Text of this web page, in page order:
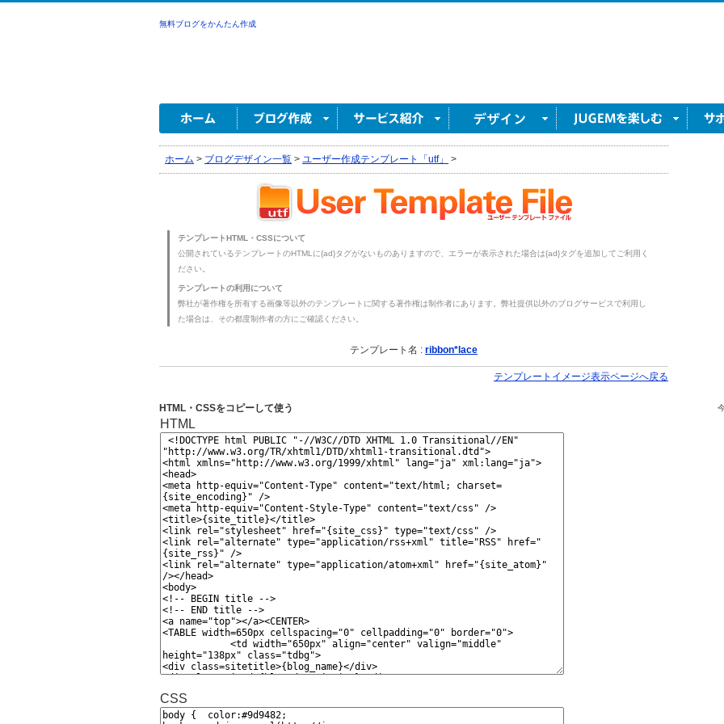
無料ブログをかんたん作成
ホーム > ブログデザイン一覧 > ユーザー作成テンプレート「utf」 >
テンプレートHTML・CSSについて
公開されているテンプレートのHTMLに{ad}タグがないものありますので、エラーが表示された場合は{ad}タグを追加してご利用く
ださい。
テンプレートの利用について
弊社が著作権を所有する画像等以外のテンプレートに関する著作権は制作者にあります。弊社提供以外のブログサービスで利用し
た場合は、その都度制作者の方にご確認ください。
テンプレート名 : ribbon*lace
テンプレートイメージ表示ページへ戻る
HTML・CSSをコピーして使う
HTML
CSS